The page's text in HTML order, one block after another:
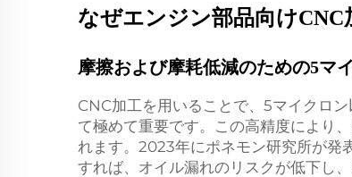
なぜエンジン部品向け
摩擦および摩耗低減のための5マ
CNC加工を用いることで、5マイクロ
て極めて重要です。この高精度により
れます。2023年にポネモン研究所が発
すれば、オイル漏れのリスクが低下し